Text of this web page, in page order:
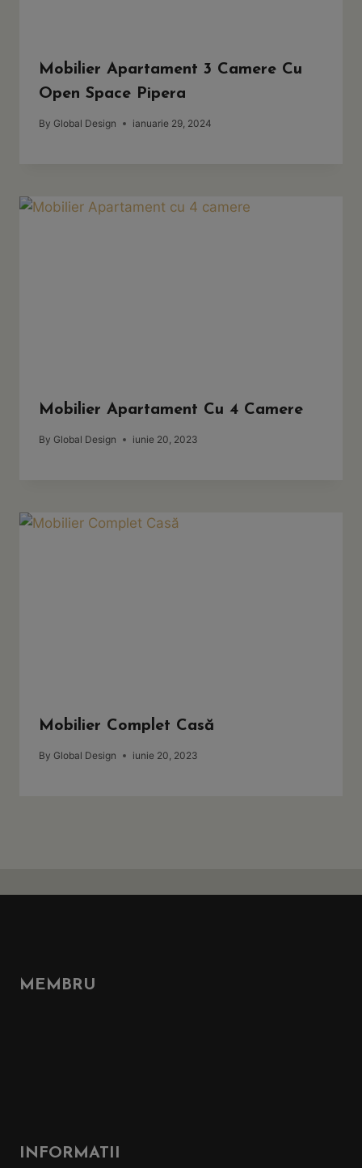
Mobilier Apartament 3 Camere Cu
Open Space Pipera
By Global Design ianuarie 29, 2024
Mobilier Apartament Cu 4 Camere
By Global Design iunie 20, 2023
Mobilier Complet Casă
By Global Design iunie 20, 2023
MEMBRU
INFORMATII